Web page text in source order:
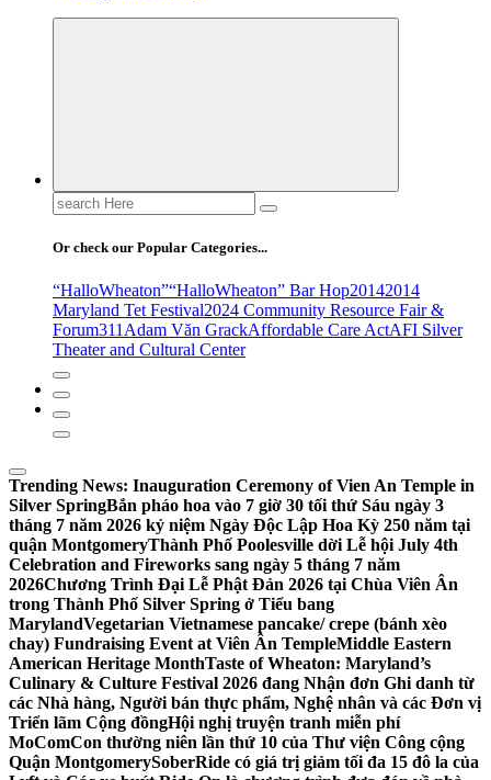
Search
for:
Or check our Popular Categories...
“HalloWheaton”“HalloWheaton” Bar Hop20142014
Maryland Tet Festival2024 Community Resource Fair &
Forum311 Adam Văn GrackAffordable Care ActAFI Silver
Theater and Cultural Center
Trending News: Inauguration Ceremony of Vien An Temple in
Silver SpringBắn pháo hoa vào 7 giờ 30 tối thứ Sáu ngày 3
tháng 7 năm 2026 kỷ niệm Ngày Độc Lập Hoa Kỳ 250 năm tại
quận MontgomeryThành Phố Poolesville dời Lễ hội July 4th
Celebration and Fireworks sang ngày 5 tháng 7 năm
2026Chương Trình Đại Lễ Phật Đản 2026 tại Chùa Viên Ân
trong Thành Phố Silver Spring ở Tiểu bang
MarylandVegetarian Vietnamese pancake/ crepe (bánh xèo
chay) Fundraising Event at Viên Ân TempleMiddle Eastern
American Heritage MonthTaste of Wheaton: Maryland’s
Culinary & Culture Festival 2026 đang Nhận đơn Ghi danh từ
các Nhà hàng, Người bán thực phẩm, Nghệ nhân và các Đơn vị
Triển lãm Cộng đồngHội nghị truyện tranh miễn phí
MoComCon thường niên lần thứ 10 của Thư viện Công cộng
Quận MontgomerySoberRide có giá trị giảm tối đa 15 đô la của